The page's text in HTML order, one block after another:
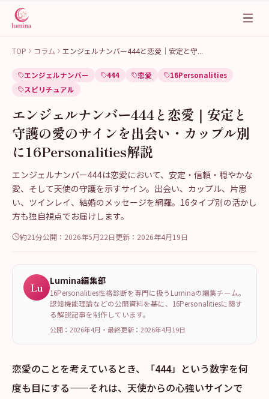
TOP コラム エンジェルナンバー444と恋愛｜安定と守...
エンジェルナンバー 444 恋愛
16Personalities
スピリチュアル
エンジェルナンバー444と恋愛｜安定と
守護の愛のサインを出会い・カップル別
に16Personalities解説
エンジェルナンバー444は恋愛において、安定・信頼・穏やかな
愛、そして天使の守護を示すサイン。出会い、カップル、片思
い、ツインレイ、結婚のメッセージを網羅。16タイプ別の活かし
方も独自視点でお届けします。
約21分公開： 2026年5月22日更新： 2026年4月19日
Lu Lumina編集部
16Personalities性格診断を専門に扱うLuminaの編集チーム。
認知機能理論などの公開資料を基に、16Personalitiesに関す
る解説記事を制作しています。
公開：2026年4月 ・ 最終更新： 2026年4月19日
恋愛のことを考えているとき、「444」という数字を何
度も目にする——それは、天使からの心強いサインで